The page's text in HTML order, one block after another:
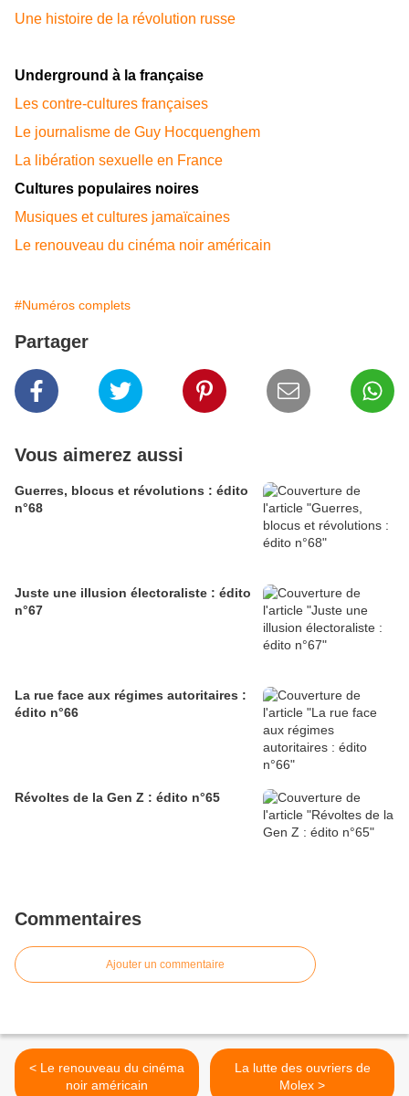
Une histoire de la révolution russe
Underground à la française
Les contre-cultures françaises
Le journalisme de Guy Hocquenghem
La libération sexuelle en France
Cultures populaires noires
Musiques et cultures jamaïcaines
Le renouveau du cinéma noir américain
#Numéros complets
Partager
Vous aimerez aussi
Guerres, blocus et révolutions : édito
n°68
Juste une illusion électoraliste : édito
n°67
La rue face aux régimes autoritaires :
édito n°66
Révoltes de la Gen Z : édito n°65
Commentaires
Ajouter un commentaire
< Le renouveau du cinéma
noir américain
La lutte des ouvriers de
Molex >